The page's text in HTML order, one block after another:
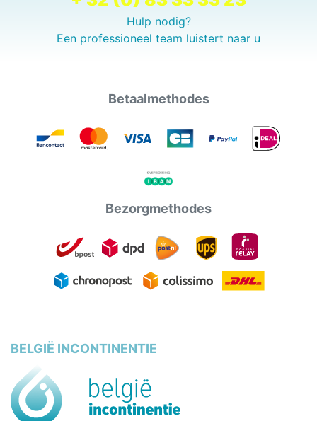
Hulp nodig?
Een professioneel team luistert naar u
Betaalmethodes
Bezorgmethodes
BELGIË INCONTINENTIE